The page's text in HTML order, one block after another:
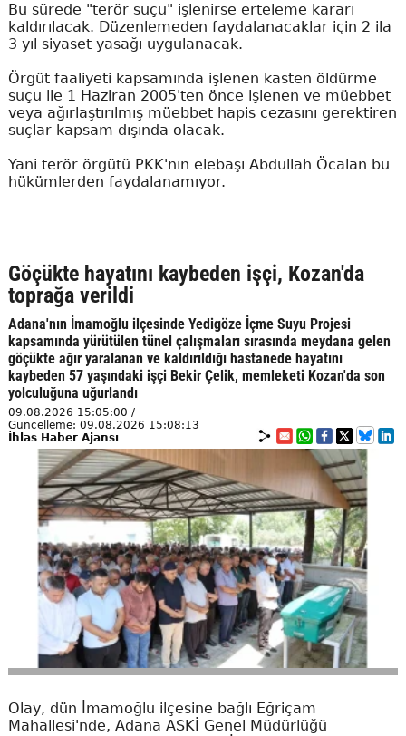
Bu sürede "terör suçu" işlenirse erteleme kararı
kaldırılacak. Düzenlemeden faydalanacaklar için 2 ila
3 yıl siyaset yasağı uygulanacak.
Örgüt faaliyeti kapsamında işlenen kasten öldürme
suçu ile 1 Haziran 2005'ten önce işlenen ve müebbet
veya ağırlaştırılmış müebbet hapis cezasını gerektiren
suçlar kapsam dışında olacak.
Yani terör örgütü PKK'nın elebaşı Abdullah Öcalan bu
hükümlerden faydalanamıyor.
Göçükte hayatını kaybeden işçi, Kozan'da
toprağa verildi
Adana'nın İmamoğlu ilçesinde Yedigöze İçme Suyu Projesi
kapsamında yürütülen tünel çalışmaları sırasında meydana gelen
göçükte ağır yaralanan ve kaldırıldığı hastanede hayatını
kaybeden 57 yaşındaki işçi Bekir Çelik, memleketi Kozan'da son
yolculuğuna uğurlandı
09.08.2026 15:05:00 /
Güncelleme: 09.08.2026 15:08:13
İhlas Haber Ajansı
Olay, dün İmamoğlu ilçesine bağlı Eğriçam
Mahallesi'nde, Adana ASKİ Genel Müdürlüğü